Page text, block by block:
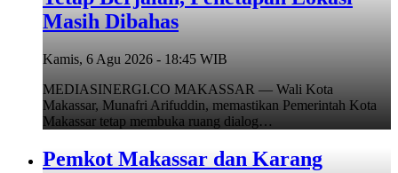
Masih Dibahas
Kamis, 6 Agu 2026 - 18:45 WIB
MEDIASINERGI.CO MAKASSAR — Wali Kota
Makassar, Munafri Arifuddin, memastikan Pemerintah Kota
Makassar tetap membuka ruang dialog…
Pemkot Makassar dan Karang